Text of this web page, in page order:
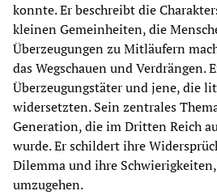
konnte. Er beschreibt die
kleinen Gemeinheiten, die
Überzeugungen zu Mitläufern
das Wegschauen und Verdrängen.
Überzeugungstäter und jene, die
widersetzten. Sein zentrales
Generation, die im Dritten Reich
wurde. Er schildert ihre
Dilemma und ihre
umzugehen.